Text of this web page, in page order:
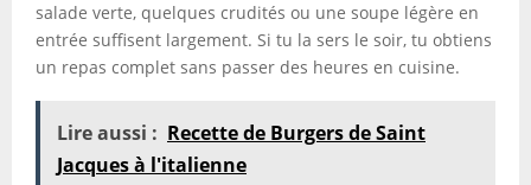
salade verte, quelques crudités ou une soupe légère en
entrée suffisent largement. Si tu la sers le soir, tu obtiens
un repas complet sans passer des heures en cuisine.
Lire aussi : Recette de Burgers de Saint
Jacques à l'italienne